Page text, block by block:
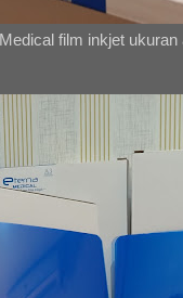
Medical film inkjet ukuran